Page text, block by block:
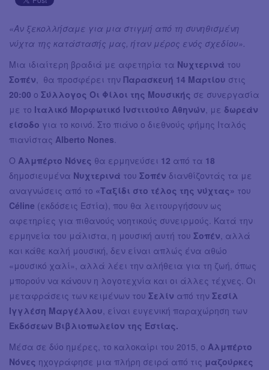
«Αν ξεκολλήσαμε για μια στιγμή από τη συνηθισμένη
νύχτα της κατάστασής μας, ήταν μέρος ενός σχεδίου».
Μια ιδιαίτερη βραδιά με αφετηρία τα Νυχτερινά του
Σοπέν, θα προσφέρει την Παρασκευή 14 Μαρτίου στις
20:00 ο Σύλλογος Οι Φίλοι της Μουσικής σε συνεργασία
με το Ιταλικό Μορφωτικό Ινστιτούτο Αθηνών, με δωρεάν
είσοδο για το κοινό. Στο πιάνο ο διεθνούς φήμης Ιταλός
πιανίστας Alberto Nones.
Ο Αλμπέρτο Νόνες θα ερμηνεύσει 12 από τα 18
δημοσιευμένα Νυχτερινά του Σοπέν διανθίζοντάς τα με
αναγνώσεις από το «Ταξίδι στο τέλος της νύχτας» του
Céline (εκδόσεις Εστία), που θα λειτουργήσουν ως
αφετηρίες για πιθανούς νοητικούς συνειρμούς. Κατά την
ερμηνεία του μάλιστα, η μουσική αυτή του Σοπέν, αλλά
και κάθε καλή μουσική, δεν είναι απλώς ένα αθώο
«μουσικό χαλί», αλλά λέει την αλήθεια για τη ζωή, όπως
μπορούν να κάνουν η λογοτεχνία και οι άλλες τέχνες. Οι
μεταφράσεις των κειμένων του Σελίν από την Σεσίλ
Ιγγλέση Μαργέλλου, είναι ευγενική παραχώρηση των
Εκδόσεων Βιβλιοπωλείον της Εστίας.
Μέσα σε δύο ημέρες, το καλοκαίρι του 2015, ο Αλμπέρτο
Νόνες ηχογράφησε μια πλήρη σειρά από τις μαζούρκες